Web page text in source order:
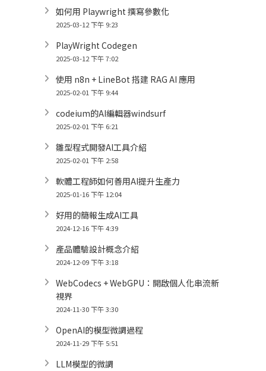
如何用 Playwright 撰寫參數化
2025-03-12 下午 9:23
PlayWright Codegen
2025-03-12 下午 7:02
使用 n8n + LineBot 搭建 RAG AI 應用
2025-02-01 下午 9:44
codeium的AI編輯器windsurf
2025-02-01 下午 6:21
雛型程式開發AI工具介紹
2025-02-01 下午 2:58
軟體工程師如何善用AI提升生產力
2025-01-16 下午 12:04
好用的簡報生成AI工具
2024-12-16 下午 4:39
產品體驗設計概念介紹
2024-12-09 下午 3:18
WebCodecs + WebGPU：開啟個人化串流新
視界
2024-11-30 下午 3:30
OpenAI的模型微調過程
2024-11-29 下午 5:51
LLM模型的微調